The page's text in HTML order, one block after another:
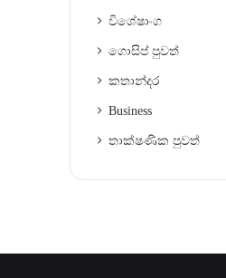
විශේෂාංග
ගොසිප් පුවත්
කතාන්දර
Business
තාක්ෂණික පුවත්